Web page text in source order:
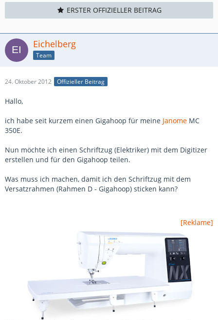
ERSTER OFFIZIELLER BEITRAG
Eichelberg
Team
24. Oktober 2012 Offizieller Beitrag
Hallo,
ich habe seit kurzem einen Gigahoop für meine Janome MC
350E.
Nun möchte ich einen Schriftzug (Elektriker) mit dem Digitizer
erstellen und für den Gigahoop teilen.
Was muss ich machen, damit ich den Schriftzug mit dem
Versatzrahmen (Rahmen D - Gigahoop) sticken kann?
[Reklame]